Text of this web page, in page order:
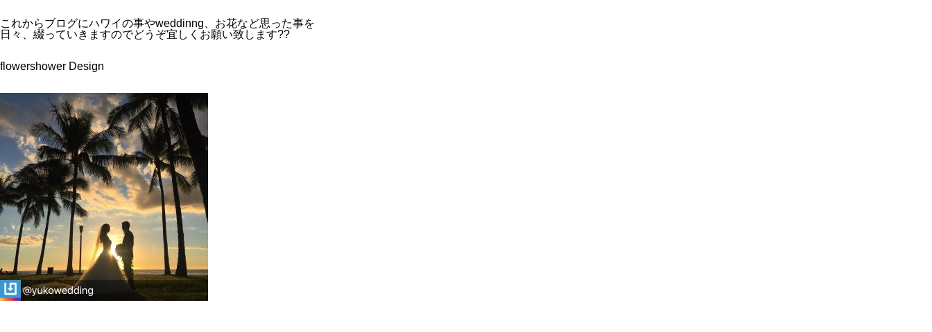
これからブログにハワイの事やweddinng、お花など思った事を
日々、綴っていきますのでどうぞ宜しくお願い致します??
flowershower Design